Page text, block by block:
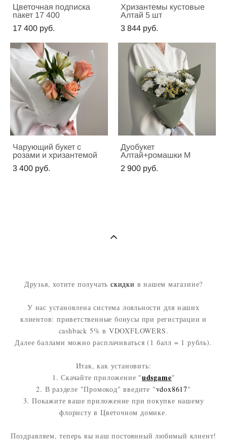
Цветочная подписка
пакет 17 400
17 400 pуб.
Хризантемы кустовые
Алтай 5 шт
3 844 pуб.
Чарующий букет с
розами и хризантемой
3 400 pуб.
Дуобукет
Алтай+ромашки М
2 900 pуб.
Друзья, хотите получать скидки в нашем магазине?
У нас установлена система лояльности для наших
клиентов: приветственные бонусы при регистрации и
cashback 5% в VDOXFLOWERS.
Далее баллами можно расплачиваться (1 балл = 1 рубль).
Итак, как установить:
1. Скачайте приложение "udsgame"
2. В разделе "Промокод" введите "vdox8617"
3. Покажите ваше приложение при покупке нашему
флористу в Цветочном домике.
Поздравляем, теперь вы наш постоянный любимый клиент!